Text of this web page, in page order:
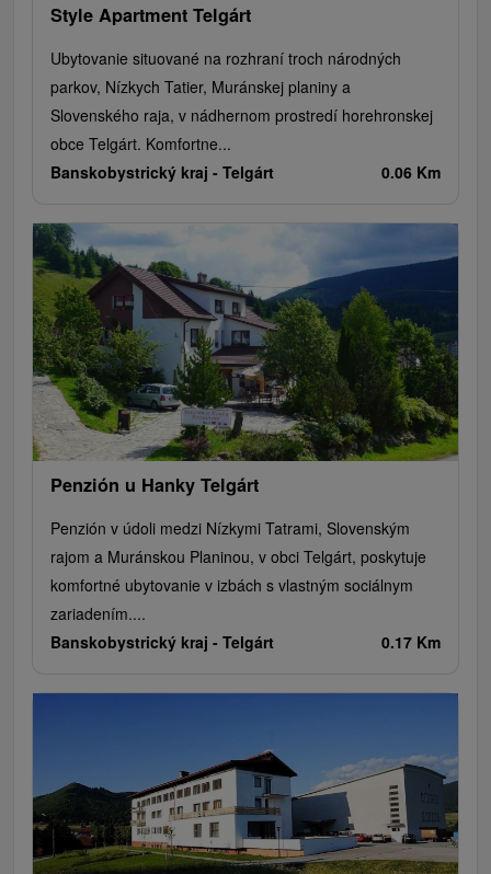
Style Apartment Telgárt
Ubytovanie situované na rozhraní troch národných
parkov, Nízkych Tatier, Muránskej planiny a
Slovenského raja, v nádhernom prostredí horehronskej
obce Telgárt. Komfortne...
Banskobystrický kraj - Telgárt 0.06 Km
Penzión u Hanky Telgárt
Penzión v údoli medzi Nízkymi Tatrami, Slovenským
rajom a Muránskou Planinou, v obci Telgárt, poskytuje
komfortné ubytovanie v izbách s vlastným sociálnym
zariadením....
Banskobystrický kraj - Telgárt 0.17 Km